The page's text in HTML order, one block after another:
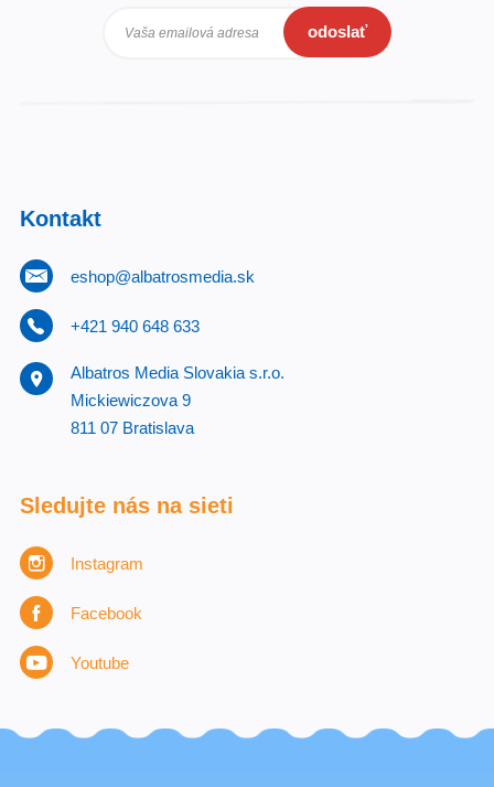
Vaša emailová adresa odoslať
Kontakt
eshop@albatrosmedia.sk
+421 940 648 633
Albatros Media Slovakia s.r.o.
Mickiewiczova 9
811 07 Bratislava
Sledujte nás na sieti
Instagram
Facebook
Youtube